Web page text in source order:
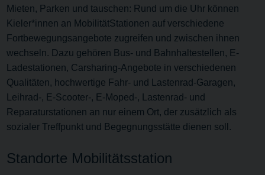
Mieten, Parken und tauschen: Rund um die Uhr können
Kieler*innen an MobilitätStationen auf verschiedene
Fortbewegungsangebote zugreifen und zwischen ihnen
wechseln. Dazu gehören Bus- und Bahnhaltestellen, E-
Ladestationen, Carsharing-Angebote in verschiedenen
Qualitäten, hochwertige Fahr- und Lastenrad-Garagen,
Leihrad-, E-Scooter-, E-Moped-, Lastenrad- und
Reparaturstationen an nur einem Ort, der zusätzlich als
sozialer Treffpunkt und Begegnungsstätte dienen soll.
Standorte Mobilitätsstation